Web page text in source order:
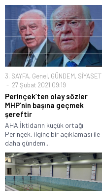
3. SAYFA, Genel, GÜNDEM, SİYASET
27 Şubat 2021 09:19
Perinçek’ten olay sözler
MHP’nin başına geçmek
şereftir
AHA.İktidarın küçük ortağı
Perinçek, ilginç bir açıklaması ile
daha gündem...